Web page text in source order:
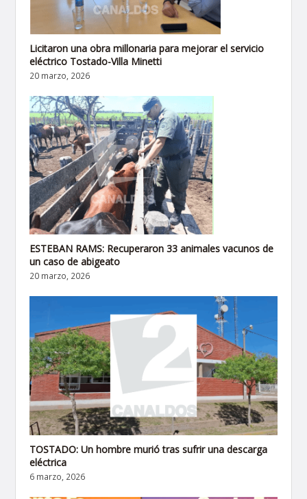
Licitaron una obra millonaria para mejorar el servicio
eléctrico Tostado-Villa Minetti
20 marzo, 2026
ESTEBAN RAMS: Recuperaron 33 animales vacunos de
un caso de abigeato
20 marzo, 2026
TOSTADO: Un hombre murió tras sufrir una descarga
eléctrica
6 marzo, 2026